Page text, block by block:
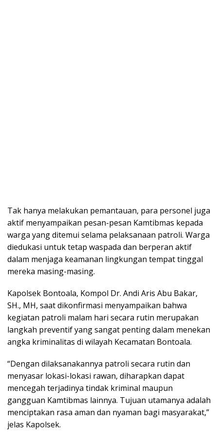
Tak hanya melakukan pemantauan, para personel juga
aktif menyampaikan pesan-pesan Kamtibmas kepada
warga yang ditemui selama pelaksanaan patroli. Warga
diedukasi untuk tetap waspada dan berperan aktif
dalam menjaga keamanan lingkungan tempat tinggal
mereka masing-masing.
Kapolsek Bontoala, Kompol Dr. Andi Aris Abu Bakar,
SH., MH, saat dikonfirmasi menyampaikan bahwa
kegiatan patroli malam hari secara rutin merupakan
langkah preventif yang sangat penting dalam menekan
angka kriminalitas di wilayah Kecamatan Bontoala.
“Dengan dilaksanakannya patroli secara rutin dan
menyasar lokasi-lokasi rawan, diharapkan dapat
mencegah terjadinya tindak kriminal maupun
gangguan Kamtibmas lainnya. Tujuan utamanya adalah
menciptakan rasa aman dan nyaman bagi masyarakat,”
jelas Kapolsek.